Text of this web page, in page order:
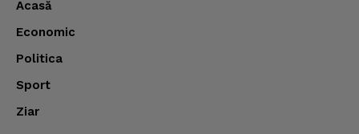
Acasă
Economic
Politica
Sport
Ziar